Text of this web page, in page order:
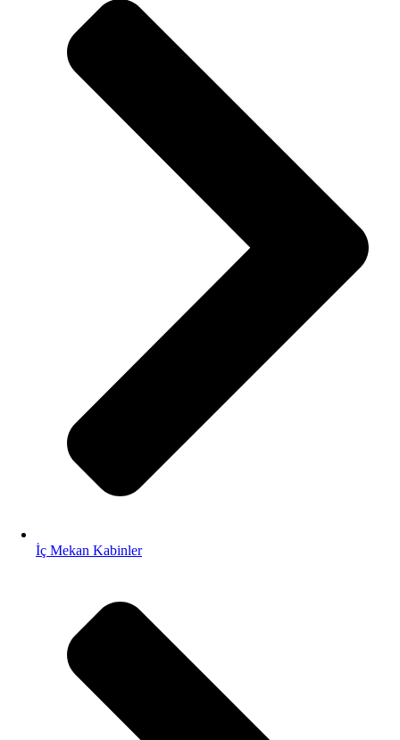
İç Mekan Kabinler